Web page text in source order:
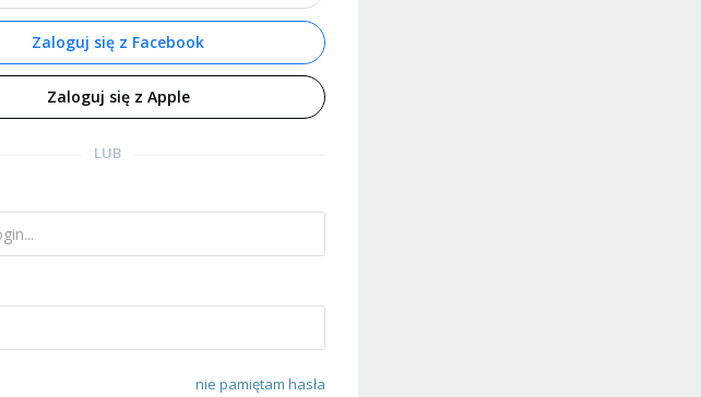
Zaloguj się z Facebook
Zaloguj się z Apple
LUB
nie pamiętam hasła